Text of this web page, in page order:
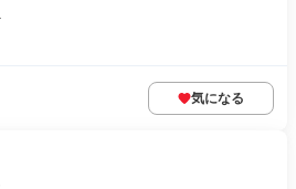
気になる